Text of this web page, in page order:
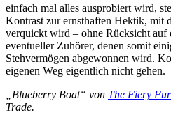
einfach mal alles ausprobiert wird,
Kontrast zur ernsthaften Hektik, mit
verquickt wird – ohne Rücksicht auf
eventueller Zuhörer, denen somit
Stehvermögen abgewonnen wird.
eigenen Weg eigentlich nicht gehen.
„Blueberry Boat“ von The Fiery
Trade.